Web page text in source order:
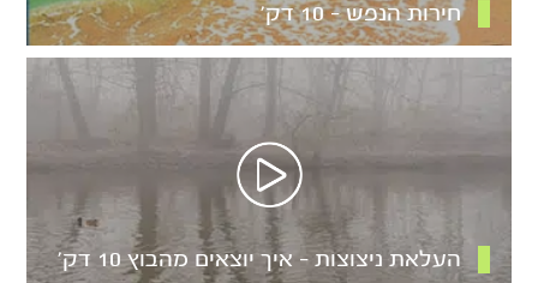
חירות הנפש – 10 דק’
העלאת ניצוצות – איך יוצאים מהבוץ 10 דק’